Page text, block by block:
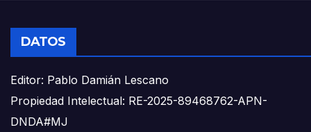
DATOS
Editor: Pablo Damián Lescano
Propiedad Intelectual: RE-2025-89468762-APN-
DNDA#MJ